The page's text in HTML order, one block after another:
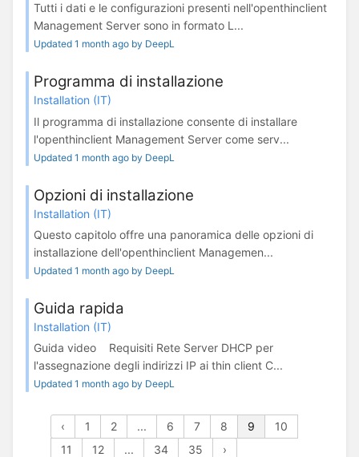
Tutti i dati e le configurazioni presenti nell'openthinclient
Management Server sono in formato L...
Updated 1 month ago by DeepL
Programma di installazione
Installation (IT)
Il programma di installazione consente di installare
l'openthinclient Management Server come serv...
Updated 1 month ago by DeepL
Opzioni di installazione
Installation (IT)
Questo capitolo offre una panoramica delle opzioni di
installazione dell'openthinclient Managemen...
Updated 1 month ago by DeepL
Guida rapida
Installation (IT)
Guida video Requisiti Rete Server DHCP per
l'assegnazione degli indirizzi IP ai thin client C...
Updated 1 month ago by DeepL
‹ 1 2 ... 6 7 8 9
10
11
12 ... 34 35 ›